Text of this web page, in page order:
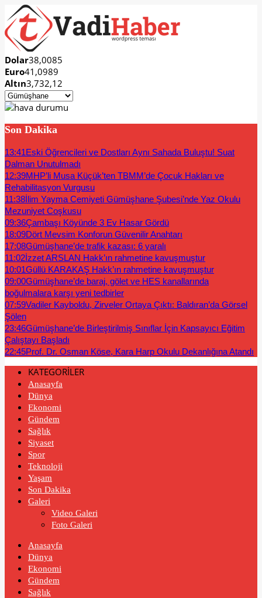
Dolar38,0085
Euro41,0989
Altın3,732,12
Son Dakika
13:41Eski Öğrencileri ve Dostları Aynı Sahada Buluştu! Suat
Dalman Unutulmadı
12:39MHP’li Musa Küçük’ten TBMM’de Çocuk Hakları ve
Rehabilitasyon Vurgusu
11:38İlim Yayma Cemiyeti Gümüşhane Şubesi’nde Yaz Okulu
Mezuniyet Coşkusu
09:36Çambaşı Köyünde 3 Ev Hasar Gördü
18:09Dört Mevsim Konforun Güvenilir Anahtarı
17:08Gümüşhane’de trafik kazası: 6 yaralı
11:02İzzet ARSLAN Hakk’ın rahmetine kavuşmuştur
10:01Güllü KARAKAŞ Hakk’ın rahmetine kavuşmuştur
09:00Gümüşhane’de baraj, gölet ve HES kanallarında
boğulmalara karşı yeni tedbirler
07:59Vadiler Kayboldu, Zirveler Ortaya Çıktı: Baldıran’da Görsel
Şölen
23:46Gümüşhane’de Birleştirilmiş Sınıflar İçin Kapsayıcı Eğitim
Çalıştayı Başladı
22:45Prof. Dr. Osman Köse, Kara Harp Okulu Dekanlığına Atandı
KATEGORİLER
Anasayfa
Dünya
Ekonomi
Gündem
Sağlık
Siyaset
Spor
Teknoloji
Yaşam
Son Dakika
Galeri
Video Galeri
Foto Galeri
Anasayfa
Dünya
Ekonomi
Gündem
Sağlık